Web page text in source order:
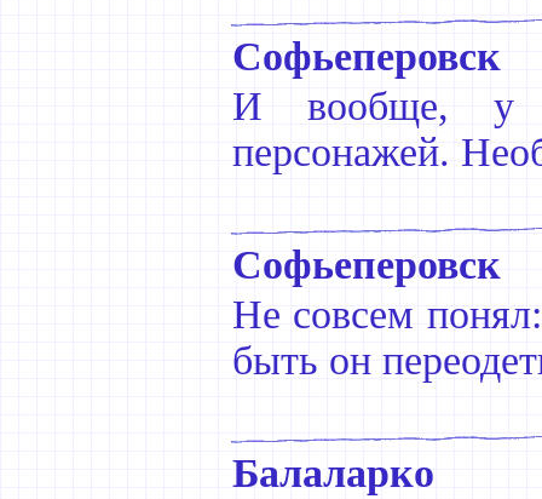
Софьеперовск
И вообще, у
персонажей.
Софьеперовск
Не совсем
быть он
Балаларко